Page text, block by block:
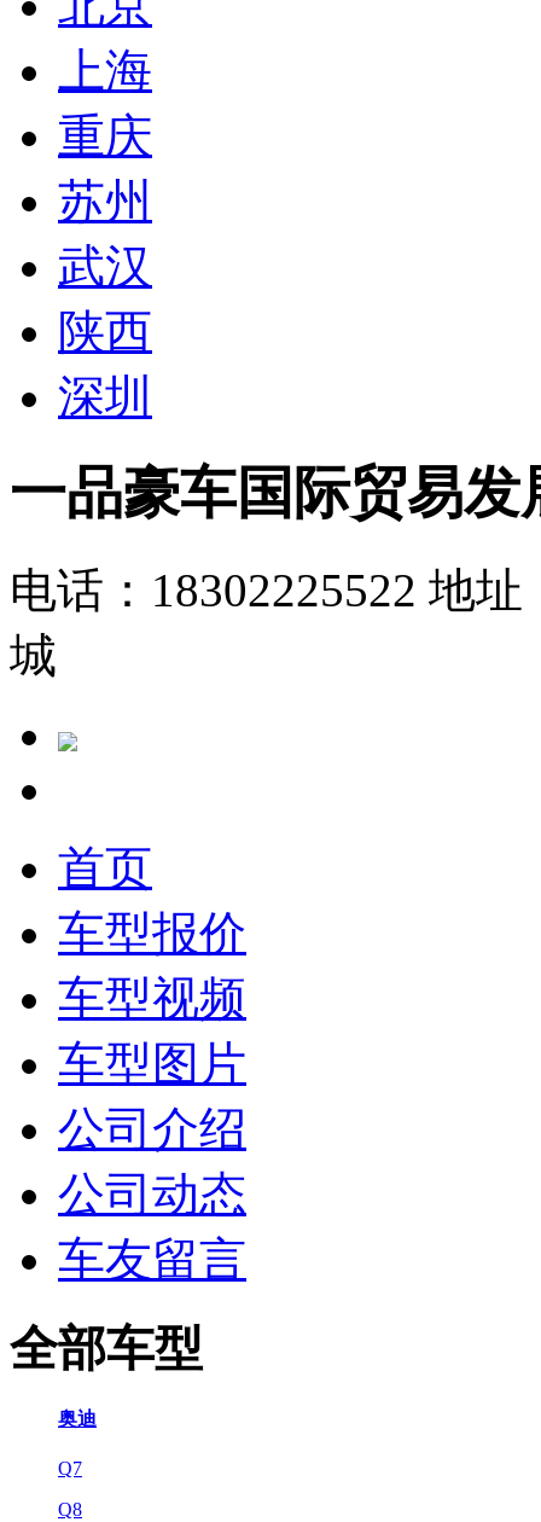
上海
重庆
苏州
武汉
陕西
深圳
一品豪车国际贸易发
电话：18302225522 地址
城
首页
车型报价
车型视频
车型图片
公司介绍
公司动态
车友留言
全部车型
奥迪
Q7
Q8